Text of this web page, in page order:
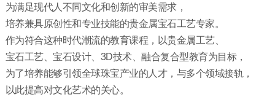
为满足现代人不同文化和创新的审美需求，
培养兼具原创性和专业技能的贵金属宝石工艺专家。
作为符合这种时代潮流的教育课程，以贵金属工艺、
宝石工艺、宝石设计、3D技术、融合复合型教育为目标，
为了培养能够引领全球珠宝产业的人才，与多个领域接轨，
以此提高对文化艺术的关心。